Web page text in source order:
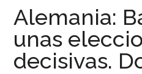
Alemania:
unas
decisivas.